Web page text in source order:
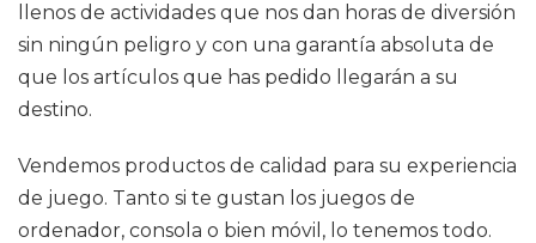
llenos de actividades que nos dan horas de diversión
sin ningún peligro y con una garantía absoluta de
que los artículos que has pedido llegarán a su
destino.
Vendemos productos de calidad para su experiencia
de juego. Tanto si te gustan los juegos de
ordenador, consola o bien móvil, lo tenemos todo.